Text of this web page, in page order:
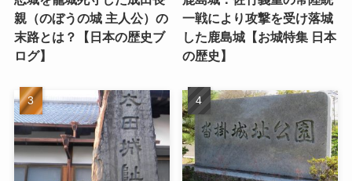
親（のぼうの城 主人公）の
末路とは？【日本の歴史ブ
ログ】
一戦により攻撃を受け落城
した鹿島城【お城特集 日本
の歴史】